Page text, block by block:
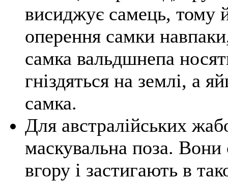
висиджує самець, тому
оперення самки
самка вальдшнепа
гніздяться на землі, а
самка.
Для австралійських
маскувальна поза. Вони
вгору і застигають в